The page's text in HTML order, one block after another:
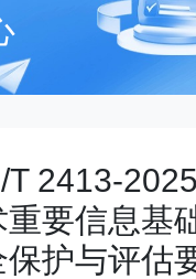
T 2413-
重要信息基
保护与评估